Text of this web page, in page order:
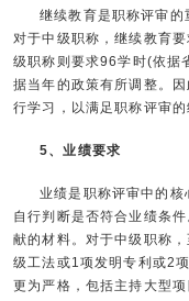
继续教育是职称评审的
对于中级职称，继续教育
级职称则要求96学时(依据
据当年的政策有所调整。
行学习，以满足职称评审的
5、业绩要求
业绩是职称评审中的核
自行判断是否符合业绩条
献的材料。对于中级职称
级工法或1项发明专利或2
更为严格，包括主持大型